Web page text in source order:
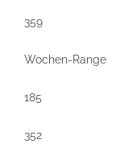
359
Wochen-Range
185
352